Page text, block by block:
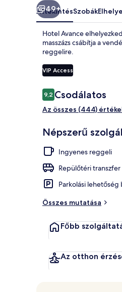
49+
ÁttekintésSzobák
Hotel Avance
masszázs csábítja a
reggelire.
VIP Access
Értékelések
9,29,2 ennyiből: 10
Csodálatos
Az összes (444)
Népszerű
Ingyenes reggeli
Repülőtéri transzfer
Parkolási
Összes mutatása
Főbb
Az otthon